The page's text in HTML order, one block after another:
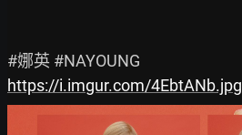
https://i.imgur.com/4EbtANb.jpg